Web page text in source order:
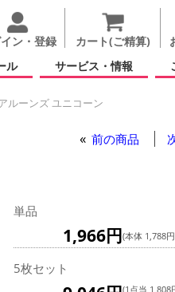
ン・登録 カート(ご精算)
ル サービス・情報
ルーンズ ユニコーン
前の商品
単品
1,966円(本体 1,788
5枚セット
(1点当 1,808